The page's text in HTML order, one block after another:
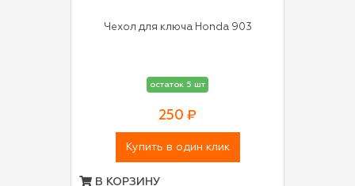
Чехол для ключа Honda 903
остаток 5 шт
250 ₽
Купить в один клик
В КОРЗИНУ